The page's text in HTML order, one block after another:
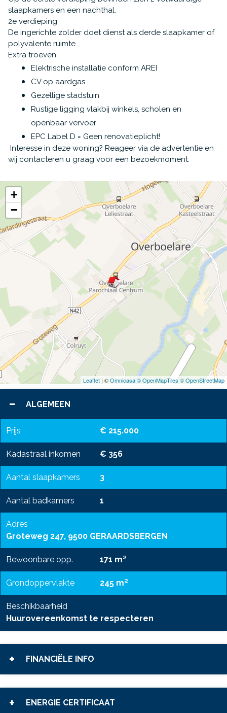
slaapkamers en een nachthal.
2e verdieping
De ingerichte zolder doet dienst als derde slaapkamer of
polyvalente ruimte.
Extra troeven
Elektrische installatie conform AREI
CV op aardgas
Gezellige stadstuin
Rustige ligging vlakbij winkels, scholen en
openbaar vervoer
EPC Label D = Geen renovatieplicht!
Interesse in deze woning? Reageer via de advertentie en
wij contacteren u graag voor een bezoekmoment.
+
−
Leaflet | ©Omnicasa ©OpenMapTiles ©OpenStreetMap
ALGEMEEN
Prijs € 215.000
Kadastraal inkomen € 356
Aantal slaapkamers 3
Aantal badkamers 1
Adres
Groteweg 247, 9500 GERAARDSBERGEN
Bewoonbare opp. 171 m²
Grondoppervlakte 245 m²
Beschikbaarheid
Huurovereenkomst te respecteren
FINANCIËLE INFO
ENERGIE CERTIFICAAT